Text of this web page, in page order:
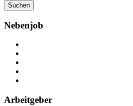
Suchen
Nebenjob
Arbeitgeber